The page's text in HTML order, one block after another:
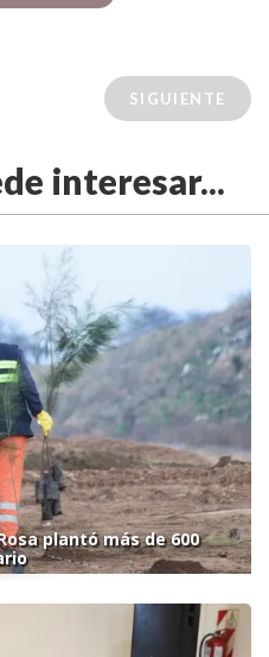
SIGUIENTE
interesar...
plantó más de 600